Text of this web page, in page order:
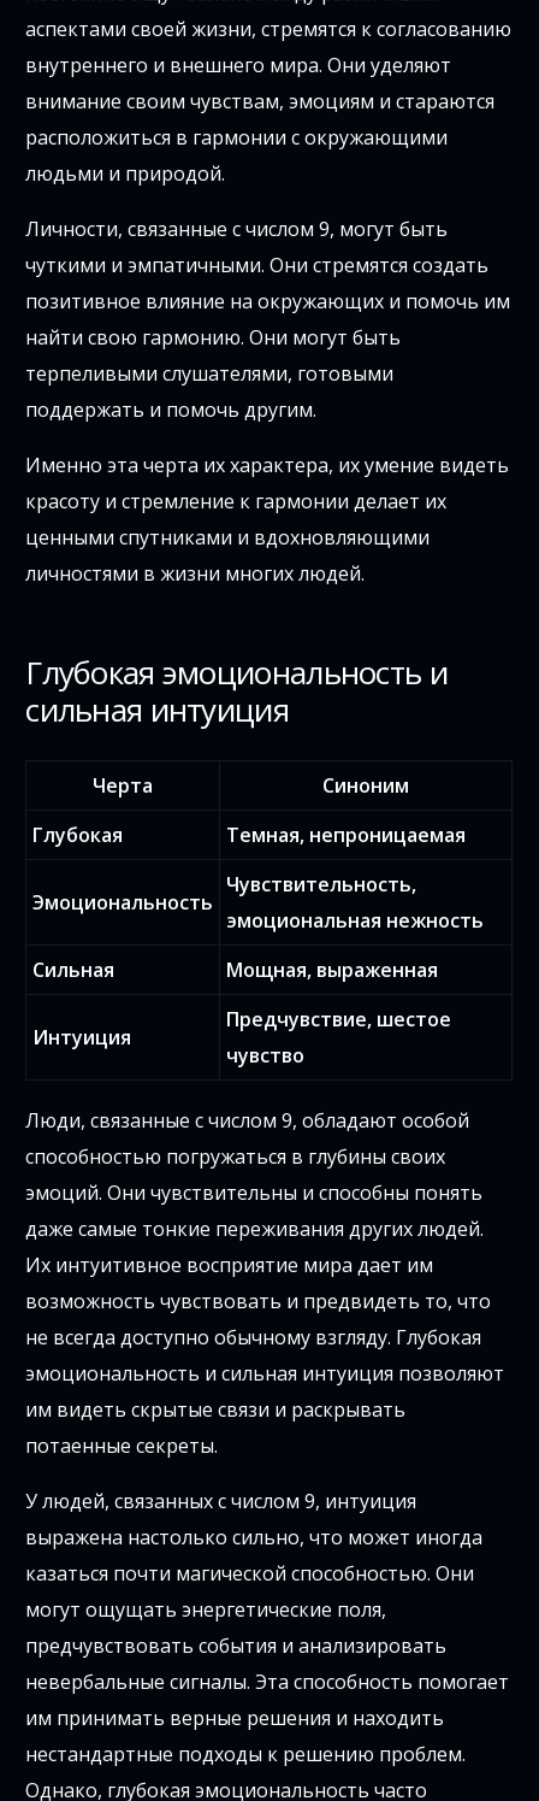
аспектами своей жизни, стремятся к согласованию
внутреннего и внешнего мира. Они уделяют
внимание своим чувствам, эмоциям и стараются
расположиться в гармонии с окружающими
людьми и природой.
Личности, связанные с числом 9, могут быть
чуткими и эмпатичными. Они стремятся создать
позитивное влияние на окружающих и помочь им
найти свою гармонию. Они могут быть
терпеливыми слушателями, готовыми
поддержать и помочь другим.
Именно эта черта их характера, их умение видеть
красоту и стремление к гармонии делает их
ценными спутниками и вдохновляющими
личностями в жизни многих людей.
Глубокая эмоциональность и
сильная интуиция
Черта
Синоним
Глубокая
Темная, непроницаемая
Эмоциональность
Чувствительность,
эмоциональная нежность
Сильная
Мощная, выраженная
Интуиция
Предчувствие, шестое
чувство
Люди, связанные с числом 9, обладают особой
способностью погружаться в глубины своих
эмоций. Они чувствительны и способны понять
даже самые тонкие переживания других людей.
Их интуитивное восприятие мира дает им
возможность чувствовать и предвидеть то, что
не всегда доступно обычному взгляду. Глубокая
эмоциональность и сильная интуиция позволяют
им видеть скрытые связи и раскрывать
потаенные секреты.
У людей, связанных с числом 9, интуиция
выражена настолько сильно, что может иногда
казаться почти магической способностью. Они
могут ощущать энергетические поля,
предчувствовать события и анализировать
невербальные сигналы. Эта способность помогает
им принимать верные решения и находить
нестандартные подходы к решению проблем.
Однако, глубокая эмоциональность часто